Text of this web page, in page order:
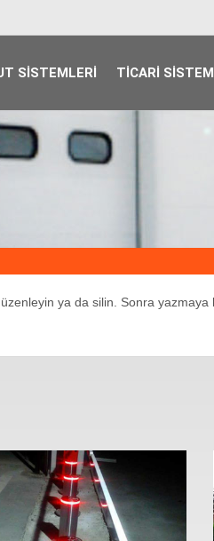
SISTEMLERI TICARI
ya da silin. Sonra yazmaya